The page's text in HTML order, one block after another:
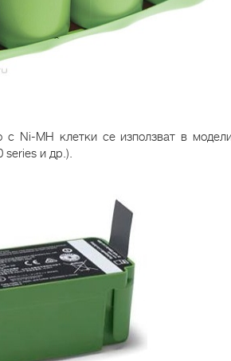
с Ni-MH клетки се използват в
series и др.).